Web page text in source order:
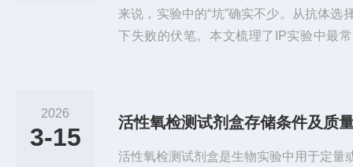
来说，实验中的“坑”确实不少。从抗体选
下失败的伏笔。本文梳理了IP实验中最
位。购买前务必确认说明书标明“IP”或
2026
3-15
活性氧检测试剂盒存储条件及质
活性氧检测试剂盒是生物实验中用于定量